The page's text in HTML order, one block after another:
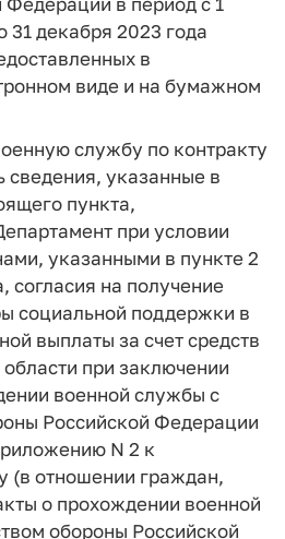
31 декабря 2023 года
в
виде и на бумажном
службу по контракту
сведения, указанные в
пункта,
при условии
указанными в пункте 2
согласия на получение
социальной поддержки в
выплаты за счет средств
при заключении
военной службы с
Российской Федерации
N 2 к
(в отношении граждан,
о прохождении военной
обороны Российской